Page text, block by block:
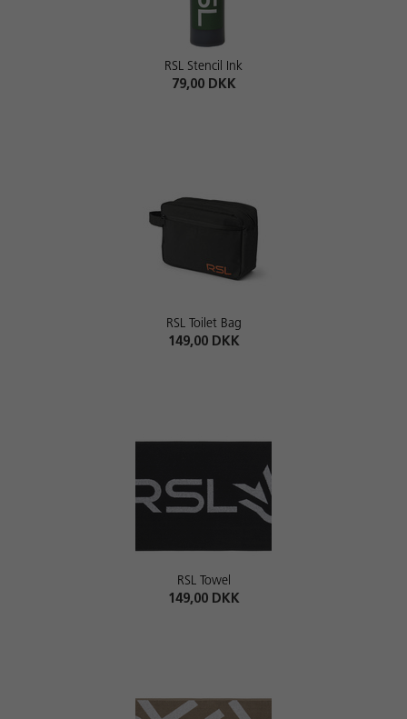
RSL Stencil Ink
79,00 DKK
RSL Toilet Bag
149,00 DKK
RSL Towel
149,00 DKK